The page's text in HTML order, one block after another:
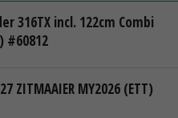
316TX incl. 122cm Combi
#60812
ZITMAAIER MY2026 (ETT)